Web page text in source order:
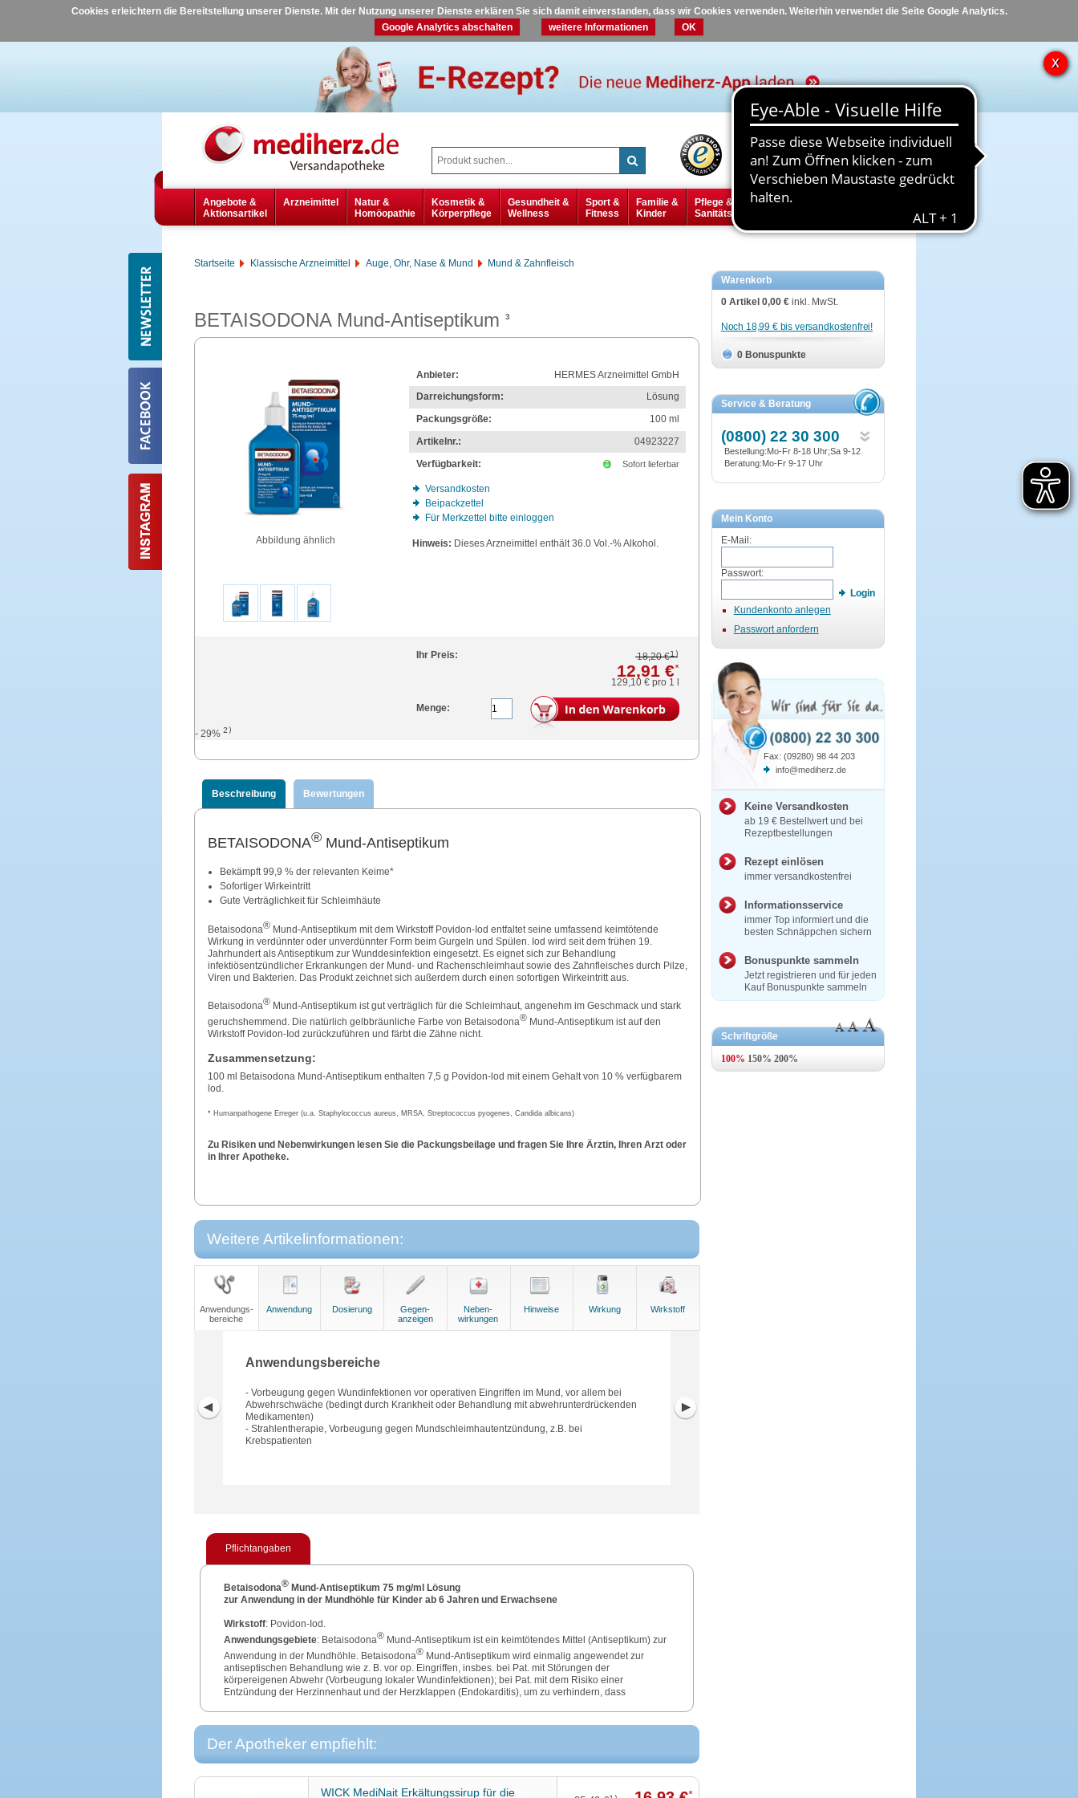
Cookies erleichtern die Bereitstellung unserer Dienste. Mit der Nutzung unserer Dienste erklären Sie sich damit einverstanden, dass wir Cookies verwenden. Weiterhin verwendet die Seite Google Analytics.
Google Analytics abschalten
weitere Informationen OK
Hilfe Kontakt
Angebote &
Aktionsartikel
Arzneimittel
Natur &
Homöopathie
Kosmetik &
Körperpflege
Gesundheit &
Wellness
Sport &
Fitness
Familie &
Kinder
Pflege &
Sanitätsbedarf
Diabetes
Startseite Klassische Arzneimittel Auge, Ohr, Nase & Mund Mund & Zahnfleisch
BETAISODONA Mund-Antiseptikum 3
Abbildung ähnlich
Anbieter:
HERMES Arzneimittel GmbH
Darreichungsform:
Lösung
Packungsgröße:
100 ml
Artikelnr.:
04923227
Verfügbarkeit:
Sofort lieferbar
Versandkosten
Beipackzettel
Für Merkzettel bitte einloggen
Hinweis: Dieses Arzneimittel enthält 36.0 Vol.-% Alkohol.
Ihr Preis: 18,20 €1)
12,91 €*
129,10 €pro 1 l
Menge:
- 29% 2)
Beschreibung Bewertungen
BETAISODONA®Mund-Antiseptikum
Bekämpft 99,9 % der relevanten Keime*
Sofortiger Wirkeintritt
Gute Verträglichkeit für Schleimhäute
Betaisodona®Mund-Antiseptikum mit dem Wirkstoff Povidon-Iod entfaltet seine umfassend keimtötende
Wirkung in verdünnter oder unverdünnter Form beim Gurgeln und Spülen. Iod wird seit dem frühen 19.
Jahrhundert als Antiseptikum zur Wunddesinfektion eingesetzt. Es eignet sich zur Behandlung
infektiösentzündlicher Erkrankungen der Mund- und Rachenschleimhaut sowie des Zahnfleisches durch Pilze,
Viren und Bakterien. Das Produkt zeichnet sich außerdem durch einen sofortigen Wirkeintritt aus.
Betaisodona®Mund-Antiseptikum ist gut verträglich für die Schleimhaut, angenehm im Geschmack und stark
geruchshemmend. Die natürlich gelbbräunliche Farbe von Betaisodona®Mund-Antiseptikum ist auf den
Wirkstoff Povidon-Iod zurückzuführen und färbt die Zähne nicht.
Zusammensetzung:
100 ml Betaisodona Mund-Antiseptikum enthalten 7,5 g Povidon-lod mit einem Gehalt von 10 % verfügbarem
lod.
* Humanpathogene Erreger (u.a. Staphylococcus aureus, MRSA, Streptococcus pyogenes, Candida albicans)
Zu Risiken und Nebenwirkungen lesen Sie die Packungsbeilage und fragen Sie Ihre Ärztin, Ihren Arzt oder
in Ihrer Apotheke.
Weitere Artikelinformationen:
Anwendungs-
bereiche
Anwendung Dosierung
Gegen-
anzeigen
Neben-
wirkungen
Hinweise Wirkung Wirkstoff
Anwendungsbereiche
- Vorbeugung gegen Wundinfektionen vor operativen Eingriffen im Mund, vor allem bei
Abwehrschwäche (bedingt durch Krankheit oder Behandlung mit abwehrunterdrückenden
Medikamenten)
- Strahlentherapie, Vorbeugung gegen Mundschleimhautentzündung, z.B. bei
Krebspatienten
Pflichtangaben
Betaisodona® Mund-Antiseptikum 75 mg/ml Lösung
zur Anwendung in der Mundhöhle für Kinder ab 6 Jahren und Erwachsene
Wirkstoff: Povidon-Iod.
Anwendungsgebiete: Betaisodona® Mund-Antiseptikum ist ein keimtötendes Mittel (Antiseptikum) zur
Anwendung in der Mundhöhle. Betaisodona® Mund-Antiseptikum wird einmalig angewendet zur
antiseptischen Behandlung wie z. B. vor op. Eingriffen, insbes. bei Pat. mit Störungen der
körpereigenen Abwehr (Vorbeugung lokaler Wundinfektionen); bei Pat. mit dem Risiko einer
Entzündung der Herzinnenhaut und der Herzklappen (Endokarditis), um zu verhindern, dass
Strahlen- und Chemotherapie (Radio- bzw. Radiochemotherapie).
Warnhinweis
: Enthält 299 mg Alkohol (Ethanol) pro ml (entsprechend 36 Vol.-% Alkohol).
Zu Risiken und Nebenwirkungen lesen Sie die Packungsbeilage und fragen Sie Ihre Ärztin, Ihren
Der Apotheker empfiehlt:
WICK MediNait Erkältungssirup für die
*
Warenkorb
0 Artikel 0,00 € inkl. MwSt.
Noch 18,99 € bis versandkostenfrei!
0 Bonuspunkte
Service & Beratung
(0800) 22 30 300
Bestellung:Mo-Fr 8-18 Uhr;Sa 9-12
Beratung:Mo-Fr 9-17 Uhr
Mein Konto
E-Mail:
Passwort:
Login
Kundenkonto anlegen
Passwort anfordern
Fax: (09280) 98 44 203
info@mediherz.de
Keine Versandkosten
ab 19 € Bestellwert und bei
Rezeptbestellungen
Rezept einlösen
immer versandkostenfrei
Informationsservice
immer Top informiert und die
besten Schnäppchen sichern
Bonuspunkte sammeln
Jetzt registrieren und für jeden
Kauf Bonuspunkte sammeln
Schriftgröße